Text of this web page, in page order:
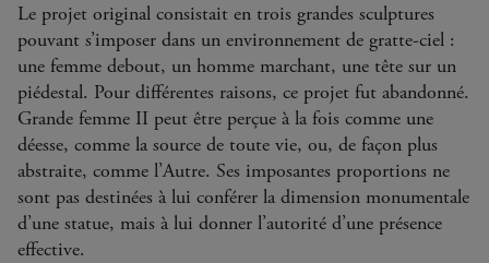
Le projet original consistait en trois grandes sculptures
pouvant s’imposer dans un environnement de gratte-ciel :
une femme debout, un homme marchant, une tête sur un
piédestal. Pour différentes raisons, ce projet fut abandonné.
Grande femme II peut être perçue à la fois comme une
déesse, comme la source de toute vie, ou, de façon plus
abstraite, comme l’Autre. Ses imposantes proportions ne
sont pas destinées à lui conférer la dimension monumentale
d’une statue, mais à lui donner l’autorité d’une présence
effective.